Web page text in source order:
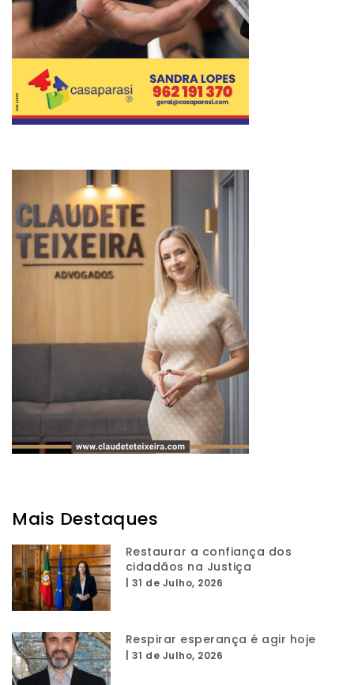
Mais Destaques
Restaurar a confiança dos
cidadãos na Justiça
31 de Julho, 2026
Respirar esperança é agir hoje
31 de Julho, 2026